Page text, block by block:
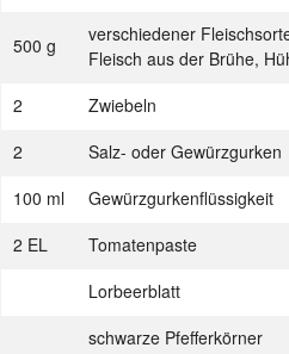
500 g
verschiedener
Fleisch aus der Brühe,
2
Zwiebeln
2
Salz- oder Gewürzgurken
100 ml
Gewürzgurkenflüssigkeit
2 EL
Tomatenpaste
Lorbeerblatt
schwarze Pfefferkörner